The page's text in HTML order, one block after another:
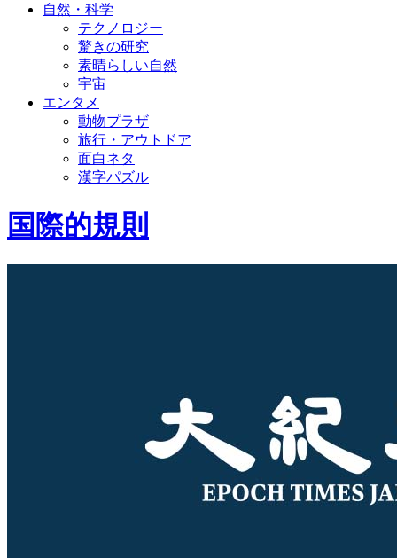
自然・科学
テクノロジー
驚きの研究
素晴らしい自然
宇宙
エンタメ
動物プラザ
旅行・アウトドア
面白ネタ
漢字パズル
国際的規則